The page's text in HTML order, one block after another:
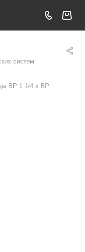
систем
ВР 1 1/4 х ВР